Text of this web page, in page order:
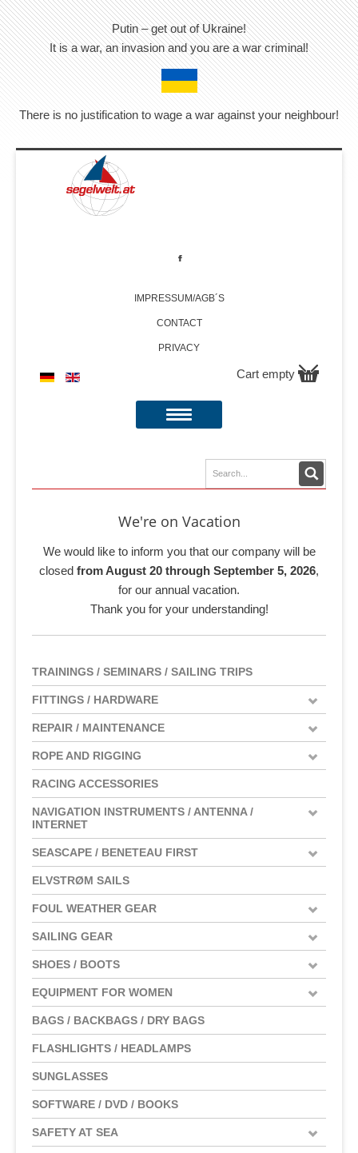
Putin – get out of Ukraine!
It is a war, an invasion and you are a war criminal!
There is no justification to wage a war against your neighbour!
IMPRESSUM/AGB´S
CONTACT
PRIVACY
Cart empty
We're on Vacation
We would like to inform you that our company will be
closed from August 20 through September 5, 2026,
for our annual vacation.
Thank you for your understanding!
TRAININGS / SEMINARS / SAILING TRIPS
FITTINGS / HARDWARE
REPAIR / MAINTENANCE
ROPE AND RIGGING
RACING ACCESSORIES
NAVIGATION INSTRUMENTS / ANTENNA /
INTERNET
SEASCAPE / BENETEAU FIRST
ELVSTRØM SAILS
FOUL WEATHER GEAR
SAILING GEAR
SHOES / BOOTS
EQUIPMENT FOR WOMEN
BAGS / BACKBAGS / DRY BAGS
FLASHLIGHTS / HEADLAMPS
SUNGLASSES
SOFTWARE / DVD / BOOKS
SAFETY AT SEA